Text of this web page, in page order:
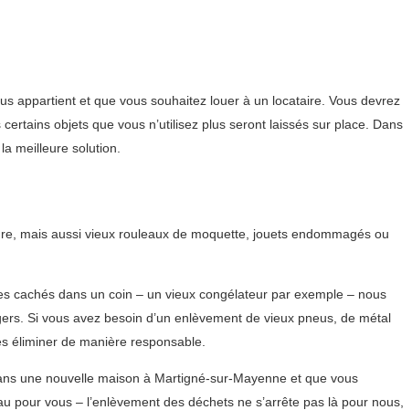
appartient et que vous souhaitez louer à un locataire. Vous devrez
objets que vous n’utilisez plus seront laissés sur place. Dans
meilleure solution.
mais aussi vieux rouleaux de moquette, jouets endommagés ou
cachés dans un coin – un vieux congélateur par exemple – nous
Si vous avez besoin d’un enlèvement de vieux pneus, de métal
éliminer de manière responsable.
une nouvelle maison à Martigné-sur-Mayenne et que vous
vous – l’enlèvement des déchets ne s’arrête pas là pour nous,